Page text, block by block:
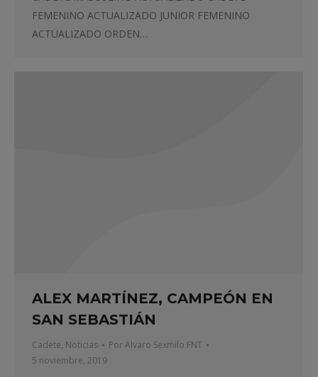
FEMENINO ACTUALIZADO JUNIOR FEMENINO
ACTUALIZADO ORDEN…
ALEX MARTÍNEZ, CAMPEÓN EN
SAN SEBASTIÁN
Cadete, Noticias PorAlvaro Sexmilo FNT
5 noviembre, 2019